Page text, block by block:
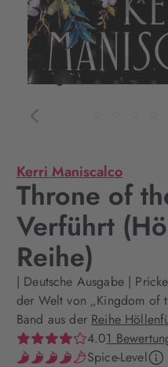
Kerri Maniscalco
Throne of
Verführt
Reihe)
| Deutsche Ausgabe |
der Welt von „Kingdom of
Band aus der Reihe
4.01
Spice-Level